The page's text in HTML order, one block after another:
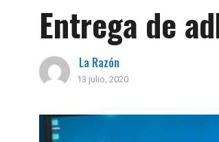
Entrega de
La Razón
13 julio, 2020